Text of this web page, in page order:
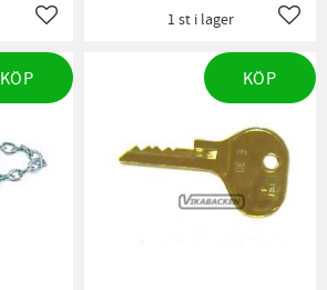
Lägg till i favoriter1 st i lager
KÖP KÖP